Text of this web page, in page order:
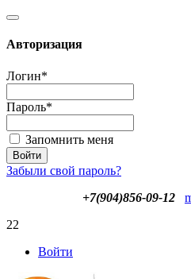
Авторизация
Логин*
Пароль*
Запомнить меня
Забыли свой пароль?
+7(904)856-09-12
22
Войти